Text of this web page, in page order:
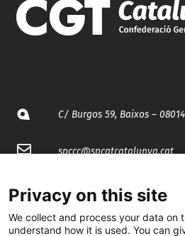
C/ Burgos 59, Baixos –
spccc@spcgtcatalunya.cat
@CGTCatalunya
Privacy on this site
We collect and process your data on
understand how it is used. You can